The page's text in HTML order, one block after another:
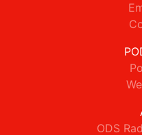
ODS